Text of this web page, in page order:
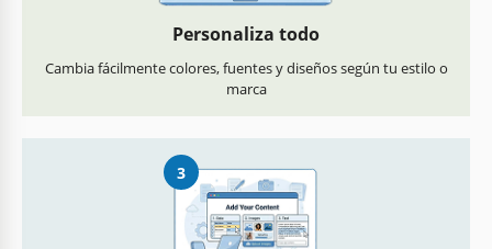
Personaliza todo
Cambia fácilmente colores, fuentes y diseños según tu estilo o
marca
3